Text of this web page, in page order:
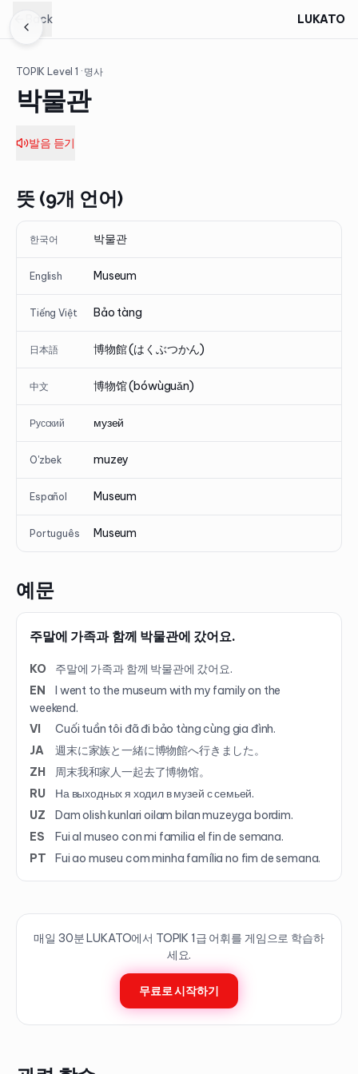
Back LUKATO
TOPIK Level1 · 명사
박물관
발음 듣기
뜻 (9개 언어)
한국어 박물관
English Museum
Tiếng Việt Bảo tàng
日本語 博物館 (はくぶつかん)
中文 博物馆 (bówùguǎn)
Русский музей
O'zbek muzey
Español Museum
Português Museum
예문
주말에 가족과 함께 박물관에 갔어요.
KO
주말에 가족과 함께 박물관에 갔어요.
EN
I went to the museum with my family on the
weekend.
VI
Cuối tuần tôi đã đi bảo tàng cùng gia đình.
JA
週末に家族と一緒に博物館へ行きました。
ZH
周末我和家人一起去了博物馆。
RU
На выходных я ходил в музей с семьей.
UZ
Dam olish kunlari oilam bilan muzeyga bordim.
ES
Fui al museo con mi familia el fin de semana.
PT
Fui ao museu com minha família no fim de semana.
매일 30분 LUKATO에서 TOPIK 1급 어휘를 게임으로 학습하
세요.
무료로 시작하기